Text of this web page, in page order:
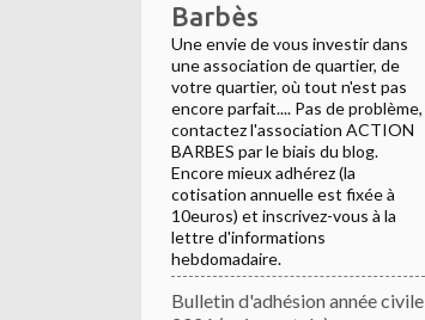
Barbès
Une envie de vous investir dans
une association de quartier, de
votre quartier, où tout n'est pas
encore parfait.... Pas de problème,
contactez l'association ACTION
BARBES par le biais du blog.
Encore mieux adhérez (la
cotisation annuelle est fixée à
10euros) et inscrivez-vous à la
lettre d'informations
hebdomadaire.
Bulletin d'adhésion année civile